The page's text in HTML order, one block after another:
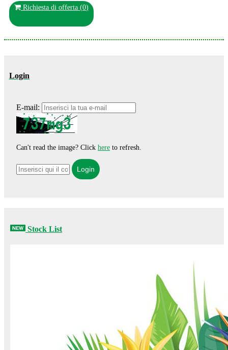
Richiesta di offerta (0)
Login
E-mail:
Can't read the image? Click here to refresh.
Stock List